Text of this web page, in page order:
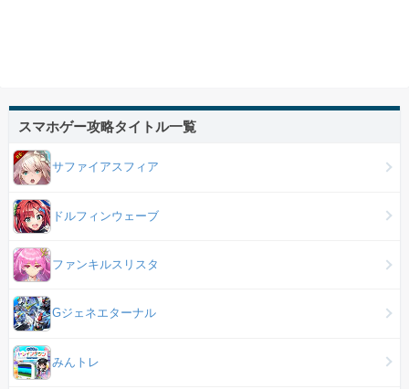
スマホゲー攻略タイトル一覧
サファイアスフィア
ドルフィンウェーブ
ファンキルスリスタ
Gジェネエターナル
みんトレ